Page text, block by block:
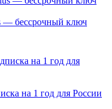
— бессрочный ключ
на 1 год для России